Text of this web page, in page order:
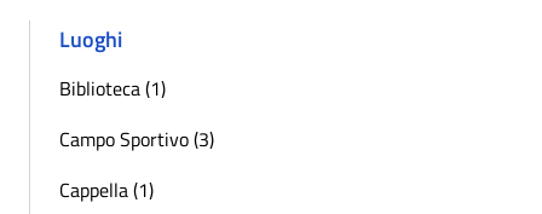
Luoghi
Biblioteca (1)
Campo Sportivo (3)
Cappella (1)